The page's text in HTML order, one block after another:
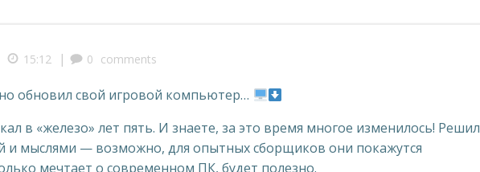
15:12 | 0 comments
обновил свой игровой компьютер…
в «железо» лет пять. И знаете, за это время многое изменилось! Решил
и мыслями — возможно, для опытных сборщиков они покажутся
мечтает о современном ПК, будет полезно.